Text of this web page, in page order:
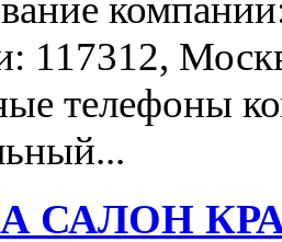
117312,
телефоны
САЛОН